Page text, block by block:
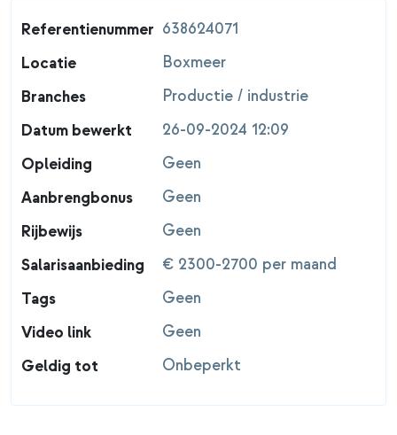
Referentienummer 638624071
Locatie
Boxmeer
Branches
Productie / industrie
Datum bewerkt
26-09-2024 12:09
Opleiding
Geen
Aanbrengbonus
Geen
Rijbewijs
Geen
Salarisaanbieding
€ 2300-2700 per maand
Tags
Geen
Video link
Geen
Geldig tot
Onbeperkt